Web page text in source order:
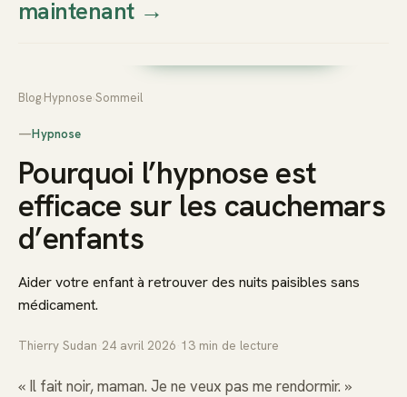
Thierry
Prendre rendez-vous dès
maintenant→
Blog Hypnose Sommeil
—Hypnose
Pourquoi l’hypnose est
efficace sur les cauchemars
d’enfants
Aider votre enfant à retrouver des nuits paisibles sans
médicament.
Thierry Sudan 24 avril 2026 13 min de lecture
« Il fait noir, maman. Je ne veux pas me rendormir. »